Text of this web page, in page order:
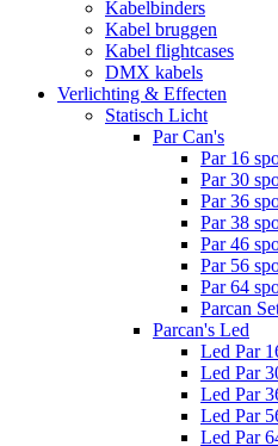
Kabelbinders
Kabel bruggen
Kabel flightcases
DMX kabels
Verlichting & Effecten
Statisch Licht
Par Can's
Par 16
Par 30
Par 36
Par 38
Par 46
Par 56
Par 64
Parcan
Parcan's Led
Led Par
Led Par
Led Par
Led Par
Led Par